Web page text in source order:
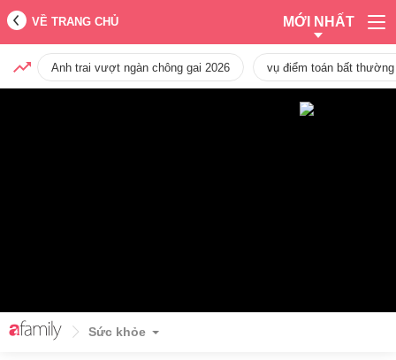
VỀ TRANG CHỦ MỚI NHẤT
Anh trai vượt ngàn chông gai 2026 vụ điểm toán bất
Sức khỏe